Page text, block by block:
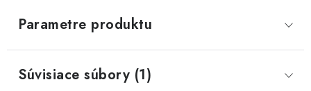
Parametre produktu
Súvisiace súbory (1)